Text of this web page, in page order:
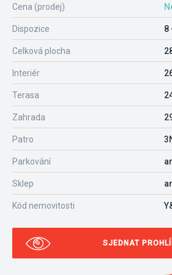
Cena (prodej)
Dispozice 8
Celková plocha
Interiér
Terasa
Zahrada
Patro
Parkování
Sklep
Kód nemovitosti
SJEDNAT